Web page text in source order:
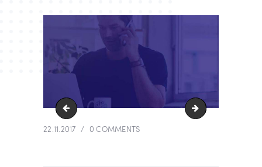
video_bg diaporama3
22.11.2017 0 COMMENTS